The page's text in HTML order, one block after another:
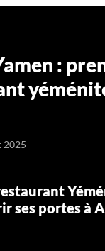
:
2025
ses portes à